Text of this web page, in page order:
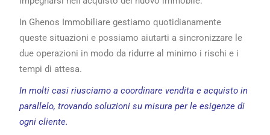
In Ghenos Immobiliare gestiamo quotidianamente
queste situazioni e possiamo aiutarti a sincronizzare le
due operazioni in modo da ridurre al minimo i rischi e i
tempi di attesa.
In molti casi riusciamo a coordinare vendita e acquisto in
parallelo, trovando soluzioni su misura per le esigenze di
ogni cliente.